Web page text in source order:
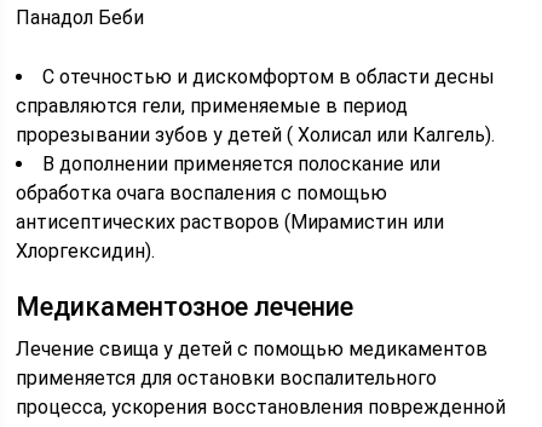
Панадол Беби
С отечностью и дискомфортом в области десны
справляются гели, применяемые в период
прорезывании зубов у детей ( Холисал или Калгель).
В дополнении применяется полоскание или
обработка очага воспаления с помощью
антисептических растворов (Мирамистин или
Хлоргексидин).
Медикаментозное лечение
Лечение свища у детей с помощью медикаментов
применяется для остановки воспалительного
процесса, ускорения восстановления поврежденной